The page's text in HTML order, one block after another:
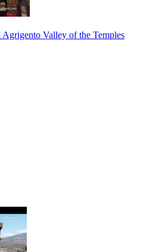
Valley of the Temples